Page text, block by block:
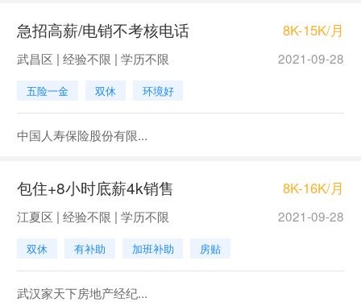
急招高薪/电销不考核电话 8K-15K/月
武昌区 | 经验不限 | 学历不限 2021-09-28
五险一金 双休 环境好
中国人寿保险股份有限...
包住+8小时底薪4k销售 8K-16K/月
江夏区 | 经验不限 | 学历不限 2021-09-28
双休 有补助 加班补助 房贴
武汉家天下房地产经纪...